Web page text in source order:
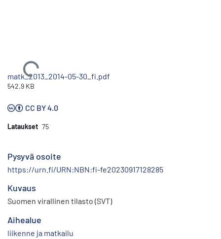
Ladataan...
matk_2013_2014-05-30_fi.pdf
542.9 KB
CC BY 4.0
Lataukset 75
Pysyvä osoite
https://urn.fi/URN:NBN:fi-fe20230917128285
Kuvaus
Suomen virallinen tilasto (SVT)
Aihealue
liikenne ja matkailu